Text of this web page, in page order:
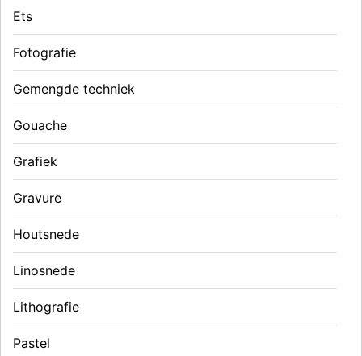
Ets
Fotografie
Gemengde techniek
Gouache
Grafiek
Gravure
Houtsnede
Linosnede
Lithografie
Pastel